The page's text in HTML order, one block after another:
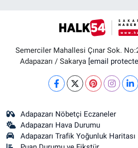
Semerciler Mahallesi Çınar Sok.
Adapazarı / Sakarya [email
Adapazarı Nöbetçi Eczaneler
Adapazarı Hava Durumu
Adapazarı Trafik Yoğunluk Haritası